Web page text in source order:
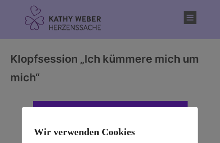
Klopfsession „Ich kümmere mich um
mich“
Wir verwenden Cookies